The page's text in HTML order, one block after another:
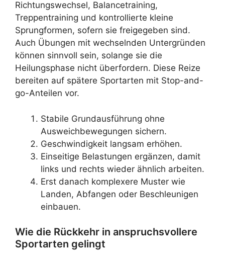
Richtungswechsel, Balancetraining,
Treppentraining und kontrollierte kleine
Sprungformen, sofern sie freigegeben sind.
Auch Übungen mit wechselnden Untergründen
können sinnvoll sein, solange sie die
Heilungsphase nicht überfordern. Diese Reize
bereiten auf spätere Sportarten mit Stop-and-
go-Anteilen vor.
Stabile Grundausführung ohne
Ausweichbewegungen sichern.
Geschwindigkeit langsam erhöhen.
Einseitige Belastungen ergänzen, damit
links und rechts wieder ähnlich arbeiten.
Erst danach komplexere Muster wie
Landen, Abfangen oder Beschleunigen
einbauen.
Wie die Rückkehr in anspruchsvollere
Sportarten gelingt